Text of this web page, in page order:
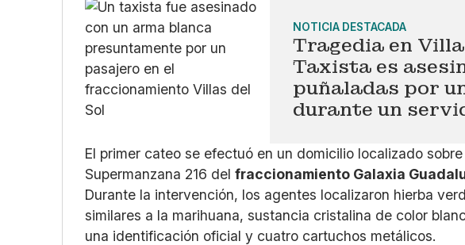
NOTICIA DESTACADA
Tragedia en
Taxista es
puñaladas por
durante un
El primer cateo se efectuó en un domicilio localizado
Supermanzana 216 delfraccionamiento Galaxia
Durante la intervención, los agentes localizaron hierba
similares a la marihuana, sustancia cristalina de color
una identificación oficial y cuatro cartuchos metálicos.